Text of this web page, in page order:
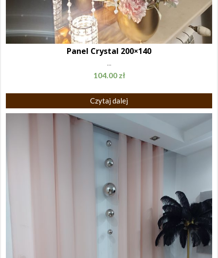
Panel Crystal 200×140
...
104.00 zł
Czytaj dalej